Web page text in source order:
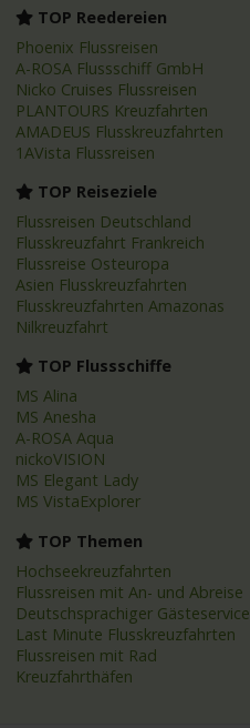
TOP Reedereien
Phoenix Flussreisen
A-ROSA Flussschiff GmbH
Nicko Cruises Flussreisen
PLANTOURS Kreuzfahrten
AMADEUS Flusskreuzfahrten
1AVista Flussreisen
TOP Reiseziele
Flussreisen Deutschland
Flusskreuzfahrt Frankreich
Flussreise Osteuropa
Asien Flusskreuzfahrten
Flusskreuzfahrten Amazonas
Nilkreuzfahrt
TOP Flussschiffe
MS Alina
MS Anesha
A-ROSA Aqua
nickoVISION
MS Elegant Lady
MS VistaExplorer
TOP Themen
Hochseekreuzfahrten
Flussreisen mit An- und Abreise
Deutschsprachiger Gästeservice
Last Minute Flusskreuzfahrten
Flussreisen mit Rad
Kreuzfahrthäfen